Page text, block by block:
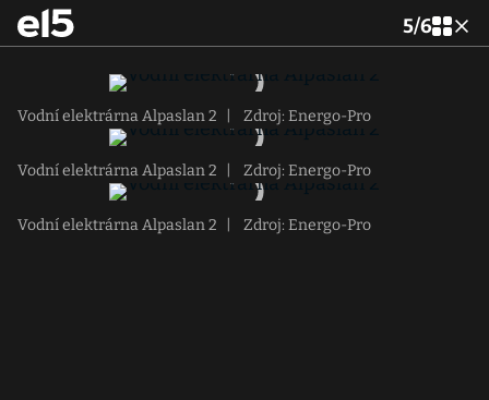
5/6
Vodní elektrárna Alpaslan 2 Zdroj: Energo-Pro
Vodní elektrárna Alpaslan 2 Zdroj: Energo-Pro
Vodní elektrárna Alpaslan 2 Zdroj: Energo-Pro